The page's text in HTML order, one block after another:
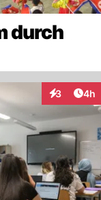
durch
3 4h